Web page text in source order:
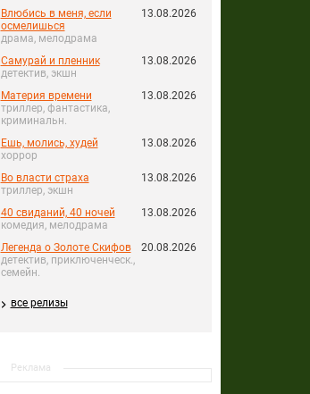
Влюбись в меня, если
осмелишься
драма, мелодрама
13.08.2026
Самурай и пленник
детектив, экшн
13.08.2026
Материя времени
триллер, фантастика,
криминальн.
13.08.2026
Ешь, молись, худей
хоррор
13.08.2026
Во власти страха
триллер, экшн
13.08.2026
40 свиданий, 40 ночей
комедия, мелодрама
13.08.2026
Легенда о Золоте Скифов
детектив, приключенческ.,
семейн.
20.08.2026
все релизы
Реклама